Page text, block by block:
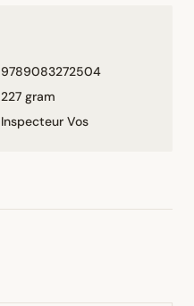
9789083272504
227 gram
Inspecteur Vos